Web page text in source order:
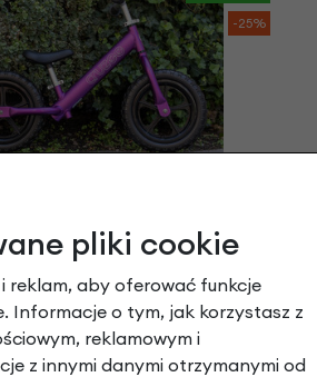
-25%
Fioletowy
525,00 zł
488,25 zł
pliki cookie
reklam, aby oferować funkcje
Informacje o tym, jak korzystasz z
reklamowym i
z innymi danymi otrzymanymi od